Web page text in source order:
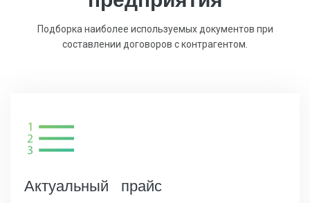
Подборка наиболее используемых документов при
составлении договоров с контрагентом.
Актуальный прайс